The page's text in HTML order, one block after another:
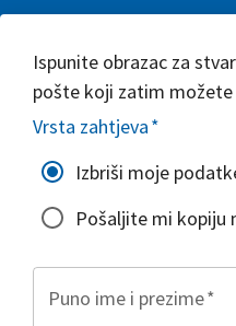
Ispunite obrazac za
pošte koji zatim
Vrsta zahtjeva*
Izbriši moje
Pošaljite mi kopiju
Puno ime i prezime*